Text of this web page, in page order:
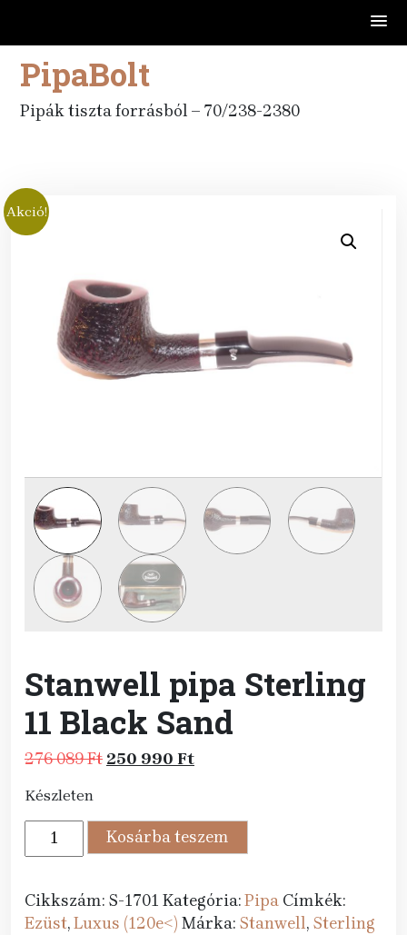
Skip
content
PipaBolt
Pipák tiszta forrásból – 70/238-2380
Akció!
Stanwell pipa Sterling
11 Black Sand
276 089Ft Original
276
089 Ft.
250 990 FtCurrent
250
990 Ft.
Készleten
Stanwell
pipa
11
Black
Kosárba teszem
Cikkszám: S-1701 Kategória:Pipa Címkék:
Ezüst,Luxus (120e<) Márka: Stanwell, Sterling